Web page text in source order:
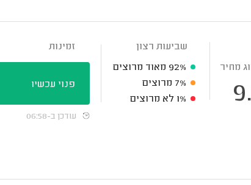
מחיר
שביעות רצון
92% מאוד מרוצים
7% מרוצים
1% לא מרוצים
זמינות
פנוי עכשיו
עודכן ב-06:58